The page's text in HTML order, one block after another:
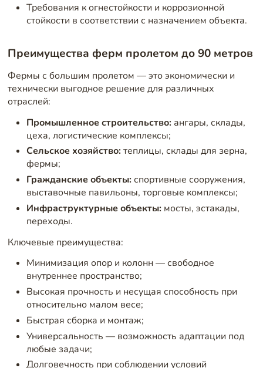
Требования к огнестойкости и коррозионной
стойкости в соответствии с назначением объекта.
Преимущества ферм пролетом до 90 метров
Фермы с большим пролетом — это экономически и
технически выгодное решение для различных
отраслей:
Промышленное строительство:ангары, склады,
цеха, логистические комплексы;
Сельское хозяйство:теплицы, склады для зерна,
фермы;
Гражданские объекты:спортивные сооружения,
выставочные павильоны, торговые комплексы;
Инфраструктурные объекты:мосты, эстакады,
переходы.
Ключевые преимущества:
Минимизация опор и колонн — свободное
внутреннее пространство;
Высокая прочность и несущая способность при
относительно малом весе;
Быстрая сборка и монтаж;
Универсальность — возможность адаптации под
любые задачи;
Долговечность при соблюдении условий